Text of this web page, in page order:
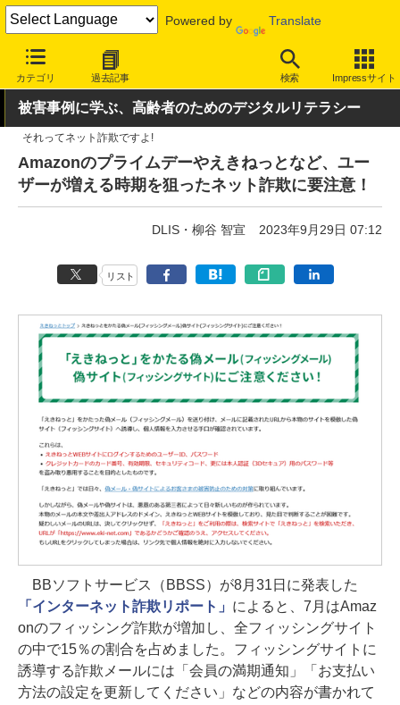
Powered by Translate
カテゴリ 過去記事 検索 Impressサイト
INTERNET Watch トピック 詐欺/フィッシング
被害事例に学ぶ、高齢者のためのデジタルリテラシー
それってネット詐欺ですよ!
Amazonのプライムデーやえきねっとなど、ユー
ザーが増える時期を狙ったネット詐欺に要注意！
DLIS・柳谷 智宣 2023年9月29日 07:12
リスト
BBソフトサービス（BBSS）が8月31日に発表した
「インターネット詐欺リポート」 によると、7月はAmaz
onのフィッシング詐欺が増加し、全フィッシングサイト
の中で15％の割合を占めました。フィッシングサイトに
誘導する詐欺メールには「会員の満期通知」「お支払い
方法の設定を更新してください」などの内容が書かれて